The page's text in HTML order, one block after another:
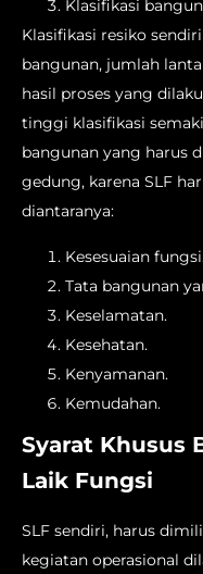
Klasifikasi
Klasifikasi resiko
bangunan, jumlah
hasil proses yang
tinggi klasifikasi
bangunan yang harus
gedung, karena SLF
diantaranya:
Kesesuaian
Tata bangunan
Keselamatan.
Kesehatan.
Kenyamanan.
Kemudahan.
Syarat Khusus
Laik Fungsi
SLF sendiri, harus
kegiatan operasional